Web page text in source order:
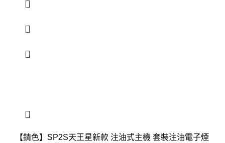
【錆色】SP2S天王星新款 注油式主機 套裝注油電子煙